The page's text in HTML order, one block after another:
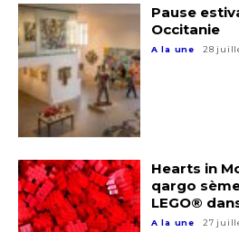
Adresse email*
Nom
Pause
Occitanie
A la une 28
Hearts in
qargo
LEGO®
A la une 27